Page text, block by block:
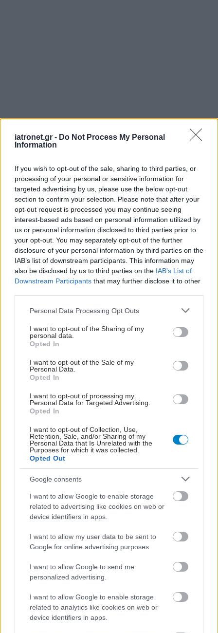
iatronet.gr - Do Not Process My Personal
Information
If you wish to opt-out of the sale, sharing to third parties, or
processing of your personal or sensitive information for
targeted advertising by us, please use the below opt-out
section to confirm your selection. Please note that after your
opt-out request is processed you may continue seeing
interest-based ads based on personal information utilized by
us or personal information disclosed to third parties prior to
your opt-out. You may separately opt-out of the further
disclosure of your personal information by third parties on the
IAB’s list of downstream participants. This information may
also be disclosed by us to third parties on the IAB’s List of
Downstream Participants that may further disclose it to other
Please note that this website/app uses one or more Google
not limited to your visit or usage behaviour. You may click to
grant or deny consent to Google and its third-party tags to
use your data for below specified purposes in below Google
consent section.
Personal Data Processing Opt Outs
I want to opt-out of the Sharing of my
personal data.
Opted In
I want to opt-out of the Sale of my
Personal Data.
Opted In
I want to opt-out of processing my
Personal Data for Targeted Advertising.
Opted In
I want to opt-out of Collection, Use,
Retention, Sale, and/or Sharing of my
Personal Data that Is Unrelated with the
Purposes for which it was collected.
Opted Out
Google consents
I want to allow Google to enable storage
related to advertising like cookies on web or
device identifiers in apps.
I want to allow my user data to be sent to
Google for online advertising purposes.
I want to allow Google to send me
personalized advertising.
I want to allow Google to enable storage
related to analytics like cookies on web or
device identifiers in apps.
ΜΠΕΙΤΕ ΣΤΗ ΣΥΖΗΤΗΣΗ
Loading...
Προσθήκη Σχολίου
ΣΗΜΕΡΑ ΣΤΟ IATRONET.GR